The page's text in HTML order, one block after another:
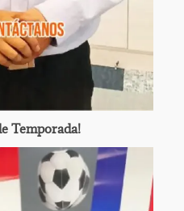
Temporada!